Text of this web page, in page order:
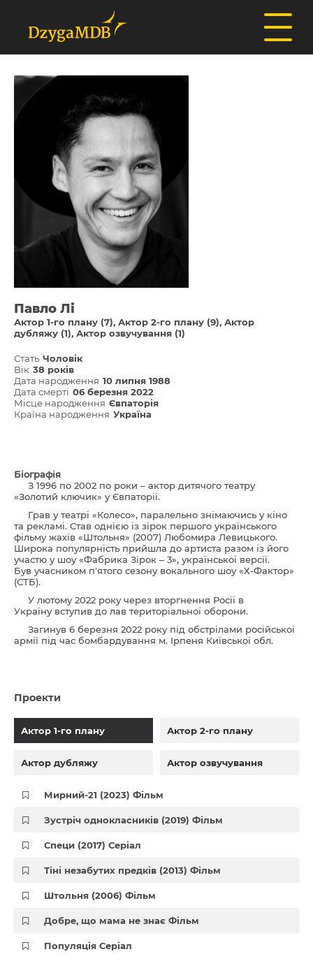
Павло Лі
Актор 1-го плану (7) Актор 2-го плану (9) Актор
дубляжу (1) Актор озвучування (1)
Стать Чоловік
Вік 38 років
Дата народження 10 липня 1988
Дата смерті 06 березня 2022
Місце народження Євпаторія
Країна народження Україна
Біографія
З 1996 по 2002 по роки – актор дитячого театру
«Золотий ключик» у Євпаторії.
Грав у театрі «Колесо», паралельно знімаючись у кіно
та рекламі. Став однією із зірок першого українського
фільму жахів «Штольня» (2007) Любомира Левицького.
Широка популярність прийшла до артиста разом із його
участю у шоу «Фабрика Зірок – 3», української версії.
Був учасником п'ятого сезону вокального шоу «Х-Фактор»
(СТБ).
У лютому 2022 року через вторгнення Росії в
Україну вступив до лав територіальної оборони.
Загинув 6 березня 2022 року під обстрілами російської
армії під час бомбардування м. Ірпеня Київської обл.
Проекти
Актор 1-го плану Актор 2-го плану
Актор дубляжу Актор озвучування
Мирний-21 (2023) Фільм
Зустріч однокласників (2019) Фільм
Специ (2017) Серіал
Тіні незабутих предків (2013) Фільм
Штольня (2006) Фільм
Добре, що мама не знає Фільм
Популяція Серіал